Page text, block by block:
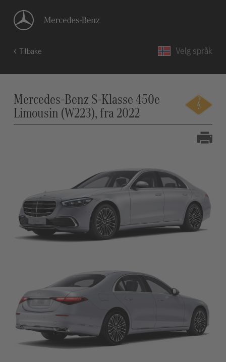
Tilbake Velg språk
Mercedes-Benz S-Klasse 450e
Limousin (W223), fra 2022